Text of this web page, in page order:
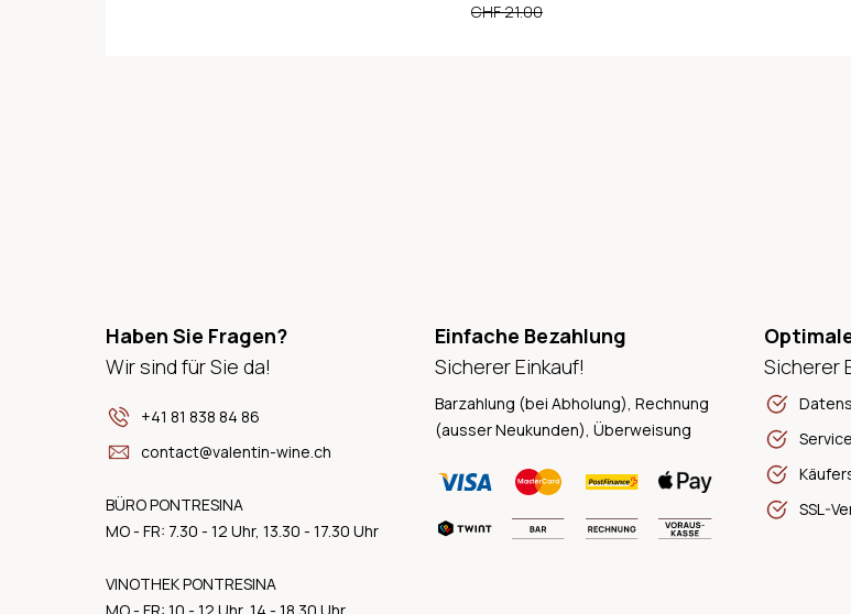
CHF 21.00
Haben Sie Fragen?
Wir sind für Sie da!
+41 81 838 84 86
contact@valentin-wine.ch
BÜRO PONTRESINA
MO - FR: 7.30 - 12 Uhr, 13.30 - 17.30 Uhr
VINOTHEK PONTRESINA
Einfache Bezahlung
Sicherer Einkauf!
Barzahlung (bei Abholung), Rechnung
(ausser Neukunden), Überweisung
Sicherer
SSL-